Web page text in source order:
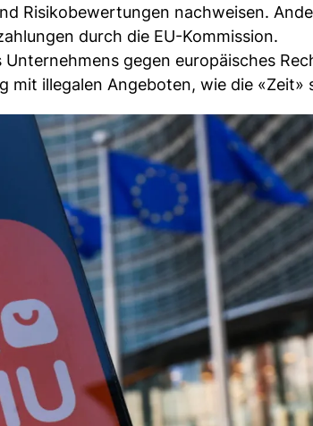
Risikobewertungen nachweisen.
durch die EU-Kommission.
gegen europäisches
mit illegalen Angeboten, wie die «Zeit»